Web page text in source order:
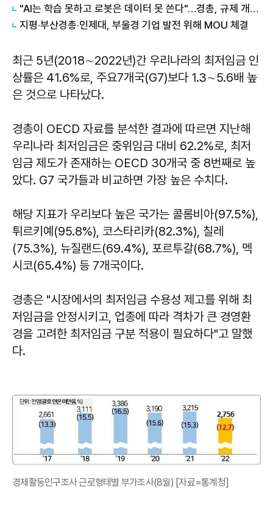
"AI는 학습 못하고 로봇은 데이터 못 쓴다"…경총, 규제 개선 112건 제안
지평·부산경총·인제대, 부울경 기업 발전 위해 MOU 체결
최근 5년(2018∼2022년)간 우리나라의 최저임금 인
상률은 41.6%로, 주요7개국(G7)보다 1.3∼5.6배 높
은 것으로 나타났다.
경총이 OECD 자료를 분석한 결과에 따르면 지난해
우리나라 최저임금은 중위임금 대비 62.2%로, 최저
임금 제도가 존재하는 OECD 30개국 중 8번째로 높
았다. G7 국가들과 비교하면 가장 높은 수치다.
해당 지표가 우리보다 높은 국가는 콜롬비아(97.5%),
튀르키예(95.8%), 코스타리카(82.3%), 칠레
(75.3%), 뉴질랜드(69.4%), 포르투갈(68.7%), 멕
시코(65.4%) 등 7개국이다.
경총은 "시장에서의 최저임금 수용성 제고를 위해 최
저임금을 안정시키고, 업종에 따라 격차가 큰 경영환
경을 고려한 최저임금 구분 적용이 필요하다"고 말했
다.
경제활동인구조사 근로형태별 부가조사(8월) [자료=통계청]